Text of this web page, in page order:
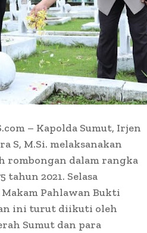
– Kapolda Sumut, Irjen
S, M.Si. melaksanakan
rombongan dalam rangka
tahun 2021. Selasa
Pahlawan Bukti
ini turut diikuti oleh
Sumut dan para